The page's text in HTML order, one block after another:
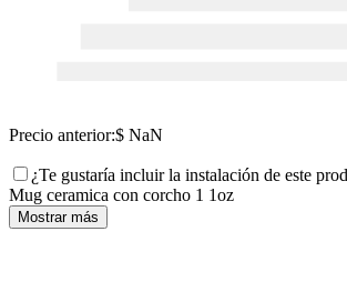
Precio anterior:$ NaN
¿Te gustaría incluir la instalación de este
Mug ceramica con corcho 1 1oz
Mostrar más